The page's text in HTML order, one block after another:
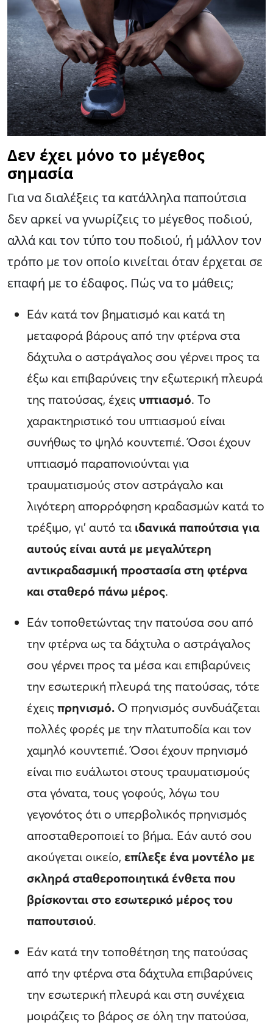
Δεν έχει μόνο το μέγεθος
σημασία
Για να διαλέξεις τα κατάλληλα παπούτσια
δεν αρκεί να γνωρίζεις το μέγεθος ποδιού,
αλλά και τον τύπο του ποδιού, ή μάλλον τον
τρόπο με τον οποίο κινείται όταν έρχεται σε
επαφή με το έδαφος. Πώς να το μάθεις;
Εάν κατά τον βηματισμό και κατά τη
μεταφορά βάρους από την φτέρνα στα
δάχτυλα ο αστράγαλος σου γέρνει προς τα
έξω και επιβαρύνεις την εξωτερική πλευρά
της πατούσας, έχεις υπτιασμό. Το
χαρακτηριστικό του υπτιασμού είναι
συνήθως το ψηλό κουντεπιέ. Όσοι έχουν
υπτιασμό παραπονιούνται για
τραυματισμούς στον αστράγαλο και
λιγότερη απορρόφηση κραδασμών κατά το
τρέξιμο, γι’ αυτό τα ιδανικά παπούτσια για
αυτούς είναι αυτά με μεγαλύτερη
αντικραδασμική προστασία στη φτέρνα
και σταθερό πάνω μέρος.
Εάν τοποθετώντας την πατούσα σου από
την φτέρνα ως τα δάχτυλα ο αστράγαλος
σου γέρνει προς τα μέσα και επιβαρύνεις
την εσωτερική πλευρά της πατούσας, τότε
έχεις πρηνισμό. Ο πρηνισμός συνδυάζεται
πολλές φορές με την πλατυποδία και τον
χαμηλό κουντεπιέ. Όσοι έχουν πρηνισμό
είναι πιο ευάλωτοι στους τραυματισμούς
στα γόνατα, τους γοφούς, λόγω του
γεγονότος ότι ο υπερβολικός πρηνισμός
αποσταθεροποιεί το βήμα. Εάν αυτό σου
ακούγεται οικείο, επίλεξε ένα μοντέλο με
σκληρά σταθεροποιητικά ένθετα που
βρίσκονται στο εσωτερικό μέρος του
παπουτσιού.
Εάν κατά την τοποθέτηση της πατούσας
από την φτέρνα στα δάχτυλα επιβαρύνεις
την εσωτερική πλευρά και στη συνέχεια
μοιράζεις το βάρος σε όλη την πατούσα,